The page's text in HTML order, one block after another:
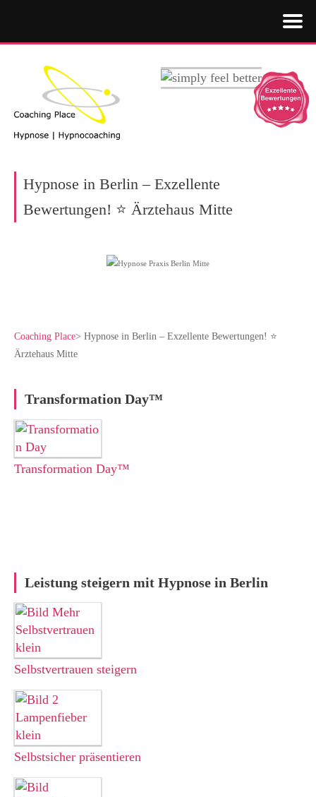
Hypnose in Berlin – Exzellente
Bewertungen! ⭐ Ärztehaus Mitte
Coaching Place> Hypnose in Berlin – Exzellente Bewertungen! ⭐
Ärztehaus Mitte
Transformation Day™
Transformation Day™
Leistung steigern mit Hypnose in Berlin
Selbstvertrauen steigern
Selbstsicher präsentieren